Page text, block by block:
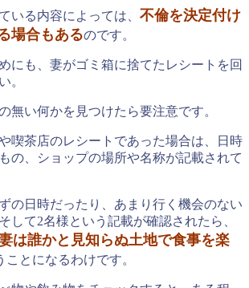
いる内容によっては、 不倫を決定付け
場合もあるのです。
にも、妻がゴミ箱に捨てたレシートを回
。
無い何かを見つけたら要注意です。
喫茶店のレシートであった場合は、日時
の、ショップの場所や名称が記載されて
の日時だったり、あまり行く機会のない
して2名様という記載が確認されたら、
は誰かと見知らぬ土地で食事を楽
ことになるわけです。